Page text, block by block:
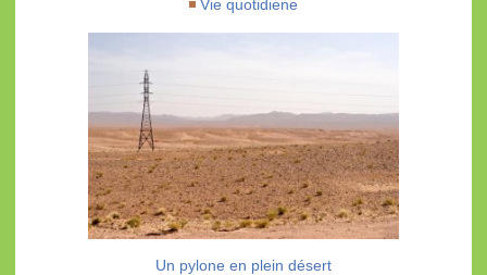
Vie quotidiene
Un pylone en plein désert